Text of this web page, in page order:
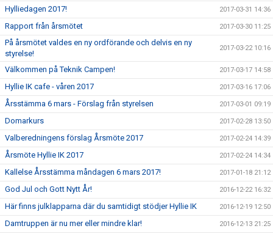
Hylliedagen 2017! 2017-03-31 14:36
Rapport från årsmötet 2017-03-30 11:25
På årsmötet valdes en ny ordförande och delvis en ny
styrelse!
2017-03-22 10:16
Välkommen på Teknik Campen! 2017-03-17 14:58
Hyllie IK cafe - våren 2017 2017-03-16 17:06
Årsstämma 6 mars - Förslag från styrelsen 2017-03-01 09:19
Domarkurs 2017-02-28 13:50
Valberedningens förslag Årsmöte 2017 2017-02-24 14:39
Årsmöte Hyllie IK 2017 2017-02-24 14:34
Kallelse Årsstämma måndagen 6 mars 2017! 2017-01-18 21:12
God Jul och Gott Nytt År! 2016-12-22 16:32
Här finns julklapparna där du samtidigt stödjer Hyllie IK 2016-12-19 12:50
Damtruppen är nu mer eller mindre klar! 2016-12-13 21:25